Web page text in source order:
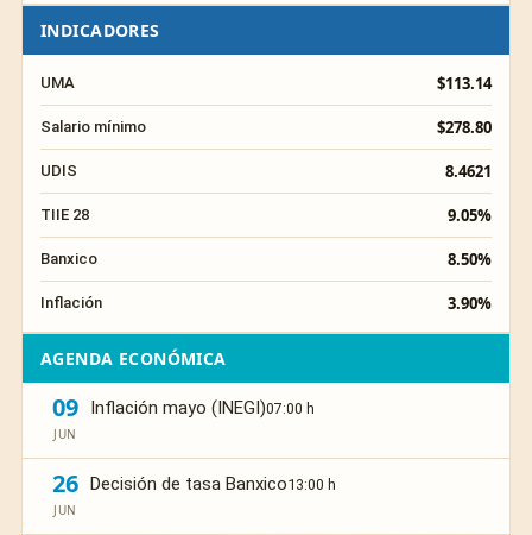
INDICADORES
UMA $113.14
Salario mínimo $278.80
UDIS 8.4621
TIIE 28 9.05%
Banxico 8.50%
Inflación 3.90%
AGENDA ECONÓMICA
09
JUN
Inflación mayo (INEGI)07:00 h
26
JUN
Decisión de tasa Banxico13:00 h